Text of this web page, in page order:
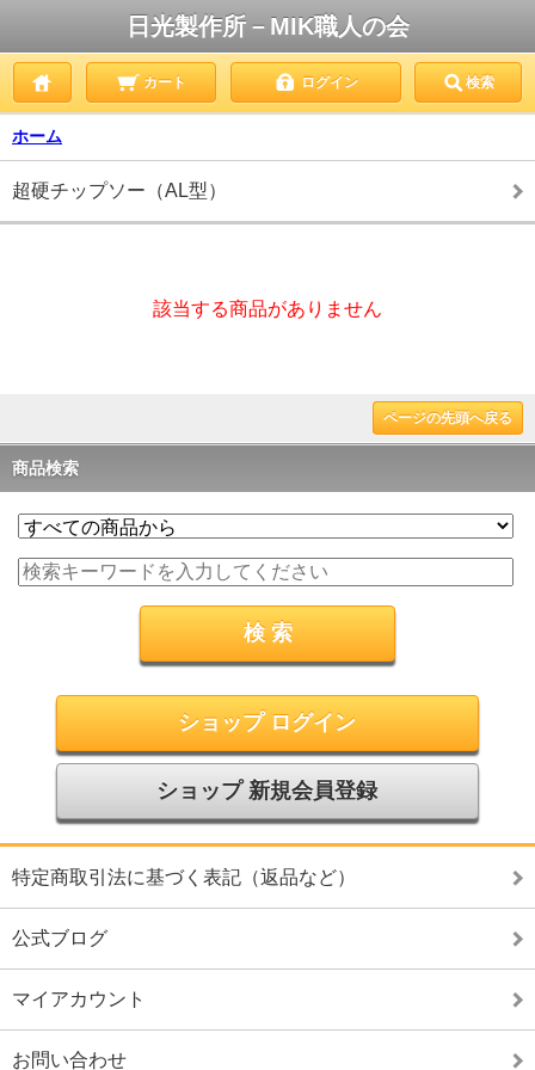
日光製作所－MIK職人の会
カート ログイン 検索
ホーム
超硬チップソー（AL型）
該当する商品がありません
ページの先頭へ戻る
商品検索
ショップ ログイン
ショップ 新規会員登録
特定商取引法に基づく表記（返品など）
公式ブログ
マイアカウント
お問い合わせ